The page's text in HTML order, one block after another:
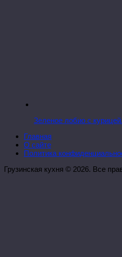
Зеленое лобио с
Главная
О сайте
Политика
Грузинская кухня © 2026. Все